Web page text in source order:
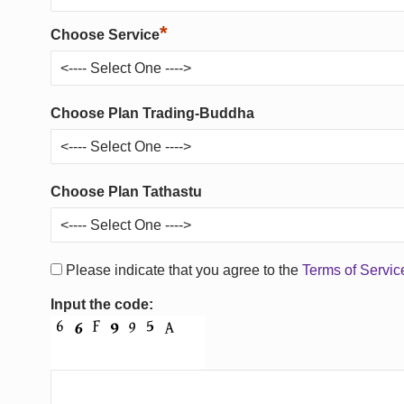
Choose Service*
Choose Plan Trading-Buddha
Choose Plan Tathastu
Please indicate that you agree to the Terms of
Input the code: